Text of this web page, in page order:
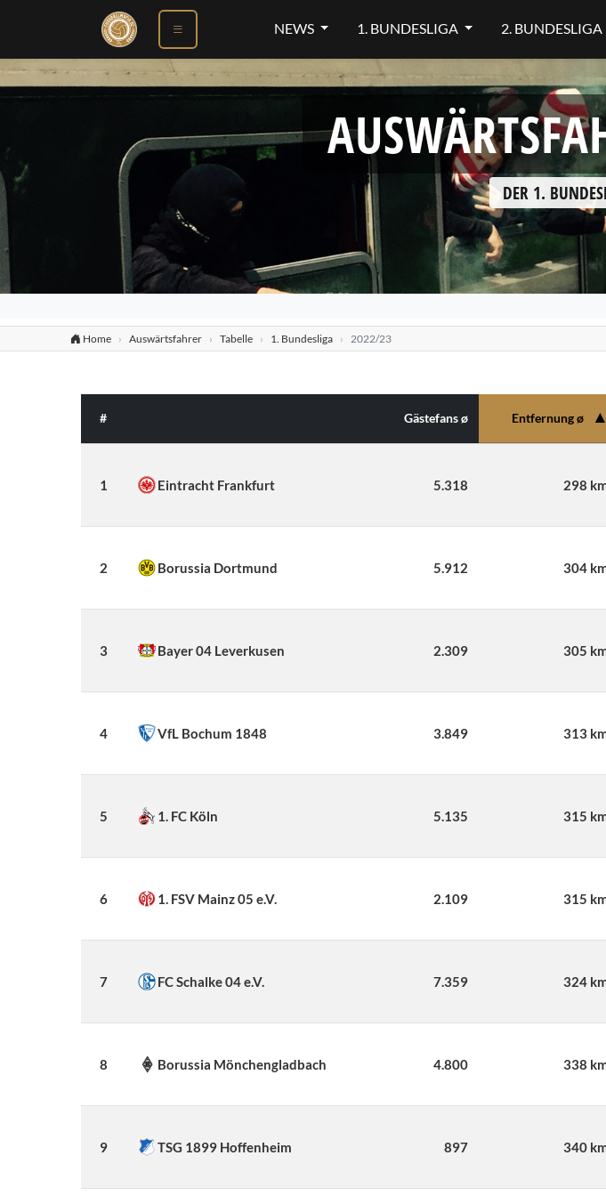
NEWS 1. BUNDESLIGA 2. BUNDESLIGA
DER 1.
Home Auswärtsfahrer Tabelle 1. Bundesliga 2022/23
# Gästefans ø Entfernung ø ▲
1 Eintracht Frankfurt 5.318 298
2 Borussia Dortmund 5.912 304
3 Bayer 04 Leverkusen 2.309 305
4 VfL Bochum 1848 3.849 313
5 1. FC Köln 5.135 315
6 1. FSV Mainz 05 e.V. 2.109 315
7 FC Schalke 04 e.V. 7.359 324
8 Borussia Mönchengladbach 4.800 338
9 TSG 1899 Hoffenheim 897 340